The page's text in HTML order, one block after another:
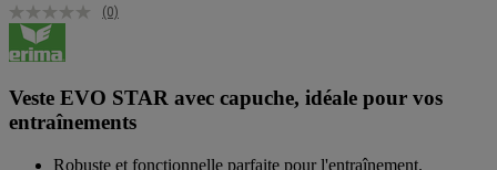
(0)
Veste EVO STAR avec capuche, idéale pour vos
entraînements
Robuste et fonctionnelle parfaite pour l'entraînement.